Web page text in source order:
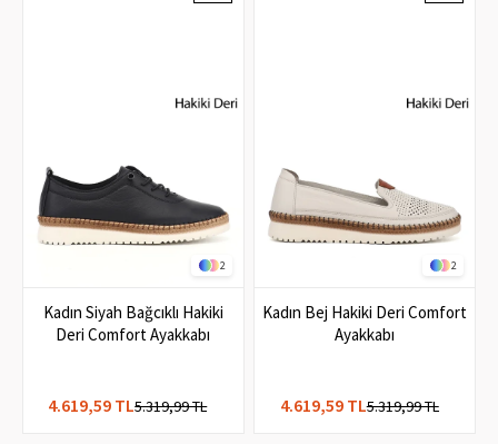
2
Kadın Siyah Bağcıklı Hakiki
Deri Comfort Ayakkabı
4.619,59 TL5.319,99 TL
2
Kadın Bej Hakiki Deri Comfort
Ayakkabı
4.619,59 TL5.319,99 TL